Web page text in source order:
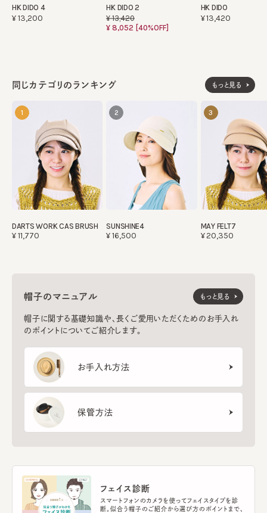
HK DIDO 4
¥13,200
HK DIDO 2
¥13,420
¥8,052 [40%OFF]
HK DIDO
¥13,420
同じカテゴリのランキング もっと見る
1
DARTS WORK CAS BRUSH
¥11,770
2
SUNSHINE4
¥16,500
3
MAY FELT7
¥20,350
帽子のマニュアル
帽子に関する基礎知識や、長くご愛用いただくためのお手入れ
のポイントについてご紹介します。
お手入れ方法
保管方法
もっと見る
フェイス診断
スマートフォンのカメラを使ってフェイスタイプを診
断。似合う帽子のご紹介から選び方のポイントまで、